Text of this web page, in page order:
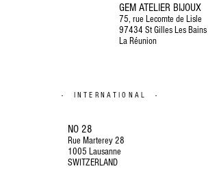
GEM ATELIER BIJOUX
75, rue Lecomte de Lisle
97434 St Gilles Les Bains
La Réunion
- INTERNATIONAL -
NO 28
Rue Marterey 28
1005 Lausanne
SWITZERLAND